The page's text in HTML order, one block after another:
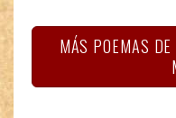
MÁS POEMAS